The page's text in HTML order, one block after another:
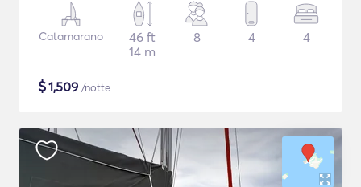
Catamarano
46 ft
14 m
8 4 4
$1,509 /notte